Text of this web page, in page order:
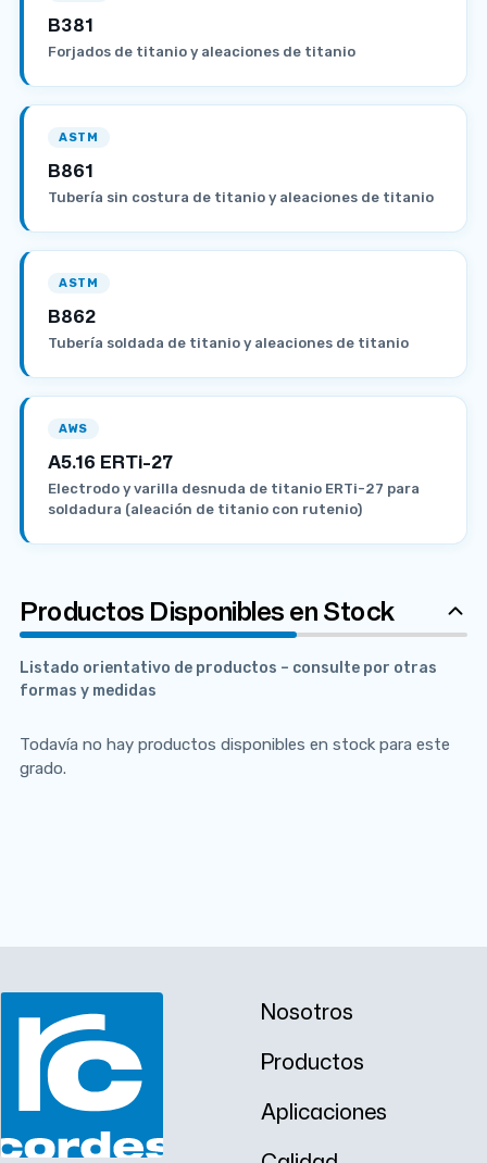
B381
Forjados de titanio y aleaciones de titanio
ASTM
B861
Tubería sin costura de titanio y aleaciones de titanio
ASTM
B862
Tubería soldada de titanio y aleaciones de titanio
AWS
A5.16 ERTi-27
Electrodo y varilla desnuda de titanio ERTi-27 para
soldadura (aleación de titanio con rutenio)
Productos Disponibles en Stock
Listado orientativo de productos – consulte por otras
formas y medidas
Todavía no hay productos disponibles en stock para este
grado.
Nosotros
Productos
Aplicaciones